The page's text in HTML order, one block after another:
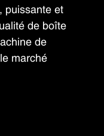
puissante et
de boîte
de
marché